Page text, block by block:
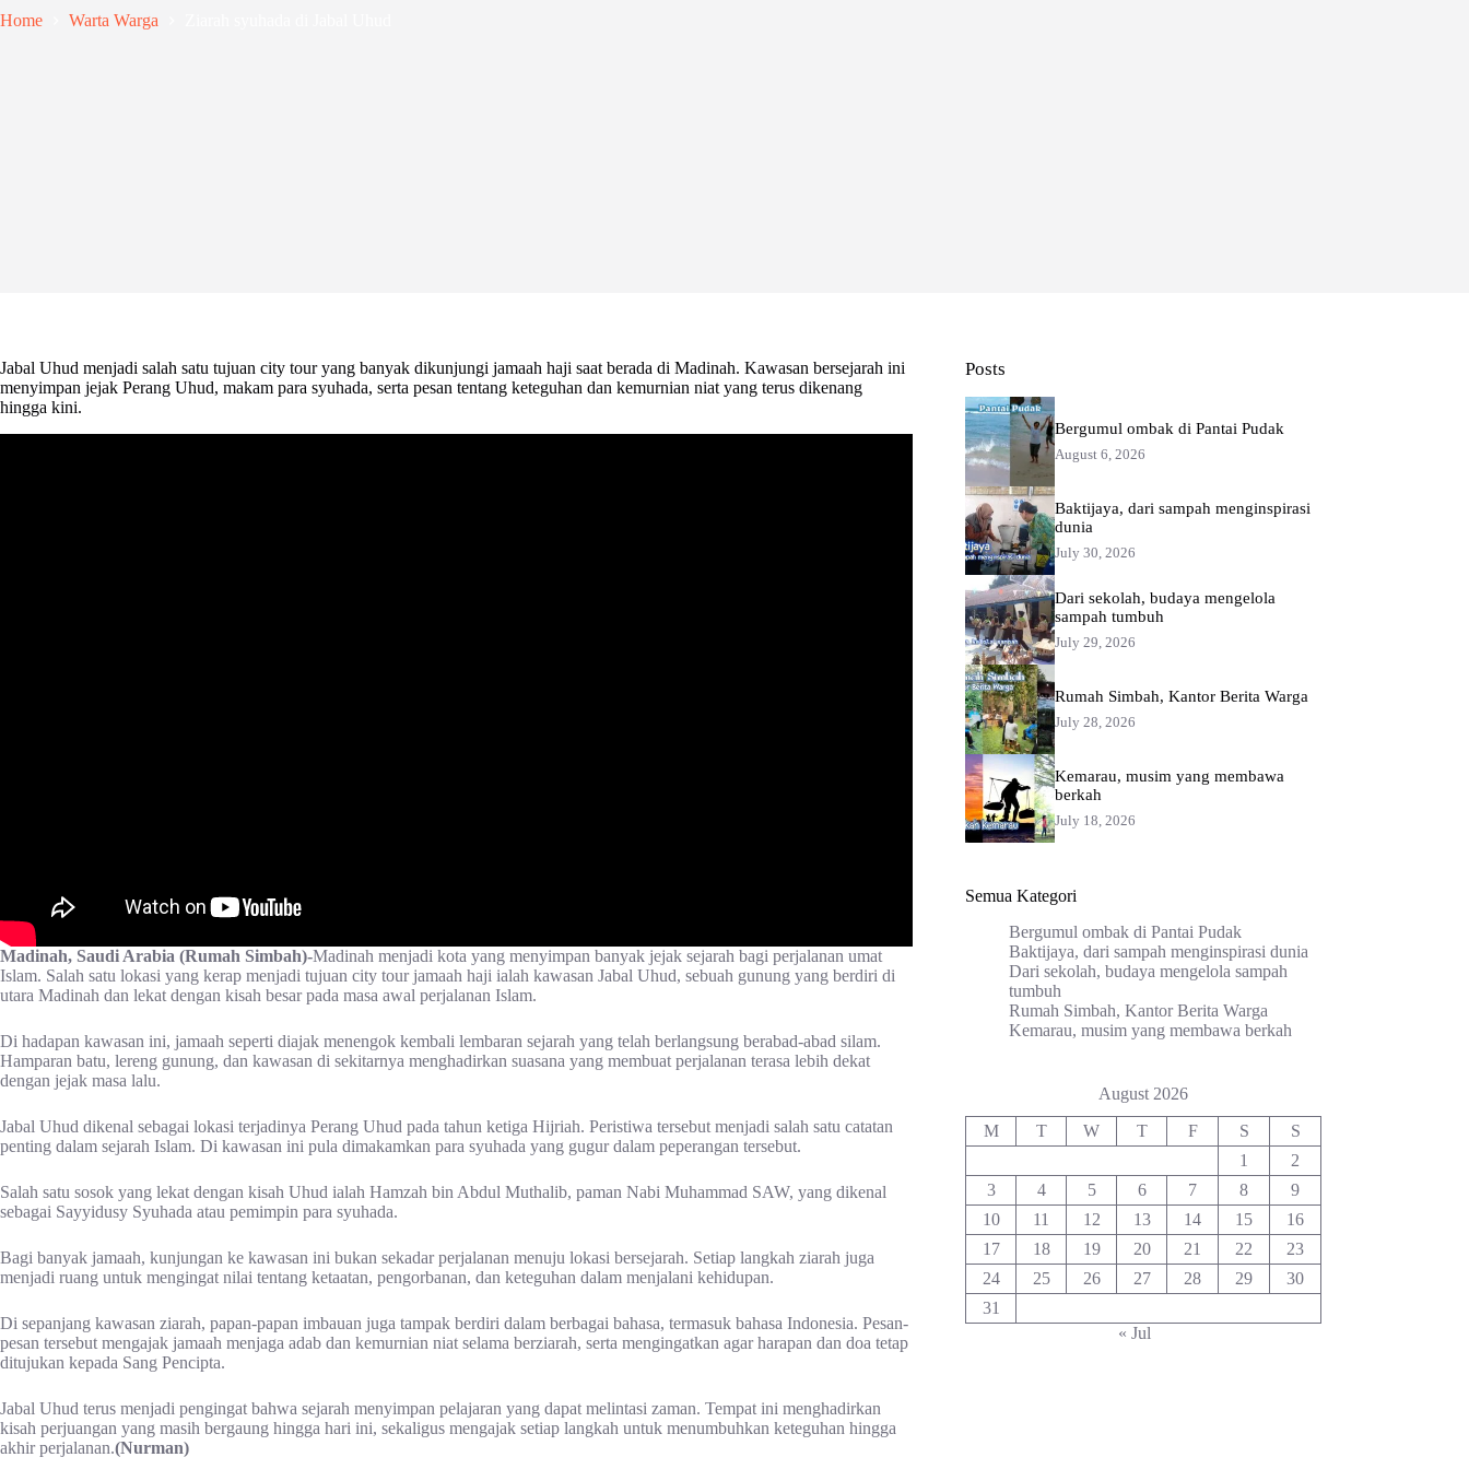
Home Warta Warga
Jabal Uhud menjadi salah satu tujuan city tour yang banyak dikunjungi jamaah haji saat berada di Madinah. Kawasan bersejarah ini
menyimpan jejak Perang Uhud, makam para syuhada, serta pesan tentang keteguhan dan kemurnian niat yang terus dikenang
hingga kini.
Madinah, Saudi Arabia (Rumah Simbah)-Madinah menjadi kota yang menyimpan banyak jejak sejarah bagi perjalanan umat
Islam. Salah satu lokasi yang kerap menjadi tujuan city tour jamaah haji ialah kawasan Jabal Uhud, sebuah gunung yang berdiri di
utara Madinah dan lekat dengan kisah besar pada masa awal perjalanan Islam.
Di hadapan kawasan ini, jamaah seperti diajak menengok kembali lembaran sejarah yang telah berlangsung berabad-abad silam.
Hamparan batu, lereng gunung, dan kawasan di sekitarnya menghadirkan suasana yang membuat perjalanan terasa lebih dekat
dengan jejak masa lalu.
Jabal Uhud dikenal sebagai lokasi terjadinya Perang Uhud pada tahun ketiga Hijriah. Peristiwa tersebut menjadi salah satu catatan
penting dalam sejarah Islam. Di kawasan ini pula dimakamkan para syuhada yang gugur dalam peperangan tersebut.
Salah satu sosok yang lekat dengan kisah Uhud ialah Hamzah bin Abdul Muthalib, paman Nabi Muhammad SAW, yang dikenal
sebagai Sayyidusy Syuhada atau pemimpin para syuhada.
Bagi banyak jamaah, kunjungan ke kawasan ini bukan sekadar perjalanan menuju lokasi bersejarah. Setiap langkah ziarah juga
menjadi ruang untuk mengingat nilai tentang ketaatan, pengorbanan, dan keteguhan dalam menjalani kehidupan.
Di sepanjang kawasan ziarah, papan-papan imbauan juga tampak berdiri dalam berbagai bahasa, termasuk bahasa Indonesia. Pesan-
pesan tersebut mengajak jamaah menjaga adab dan kemurnian niat selama berziarah, serta mengingatkan agar harapan dan doa tetap
ditujukan kepada Sang Pencipta.
Jabal Uhud terus menjadi pengingat bahwa sejarah menyimpan pelajaran yang dapat melintasi zaman. Tempat ini menghadirkan
kisah perjuangan yang masih bergaung hingga hari ini, sekaligus mengajak setiap langkah untuk menumbuhkan keteguhan hingga
akhir perjalanan.(Nurman)
Posts
Bergumul ombak di Pantai Pudak
August 6, 2026
Baktijaya, dari sampah menginspirasi
dunia
July 30, 2026
Dari sekolah, budaya mengelola
sampah tumbuh
July 29, 2026
Rumah Simbah, Kantor Berita Warga
July 28, 2026
Kemarau, musim yang membawa
berkah
July 18, 2026
Semua Kategori
Bergumul ombak di Pantai Pudak
Baktijaya, dari sampah menginspirasi dunia
Dari sekolah, budaya mengelola sampah
tumbuh
Rumah Simbah, Kantor Berita Warga
Kemarau, musim yang membawa berkah
August 2026
M T W T F S
S
1
2
3
4 5 6 7 8
9
10
11 12 13 14 15
16
17
18 19 20 21 22
23
24
25 26 27 28 29
30
31
« Jul